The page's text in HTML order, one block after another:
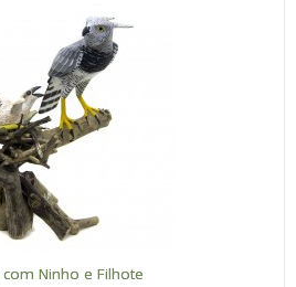
Ninho e Filhote